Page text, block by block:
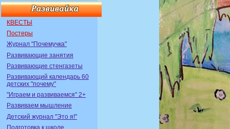
КВЕСТЫ
Постеры
Журнал "Почемучка"
Развивающие занятия
Развивающие стенгазеты
Развивающий календарь 60
детских "почему"
"Играем и развиваемся" 2+
Развиваем мышление
Детский журнал "Это я!"
Подготовка к школе